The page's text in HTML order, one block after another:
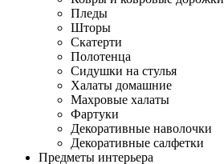
Пледы
Шторы
Скатерти
Полотенца
Сидушки на стулья
Халаты домашние
Махровые халаты
Фартуки
Декоративные наволочки
Декоративные салфетки
Предметы интерьера